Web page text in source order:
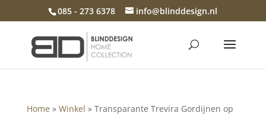
085 - 273 6378 info@blinddesign.nl
Home » Winkel » Transparante Trevira Gordijnen op